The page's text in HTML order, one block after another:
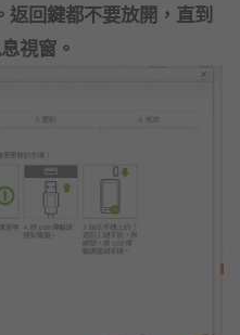
返回鍵都不要放開，直到
視窗。